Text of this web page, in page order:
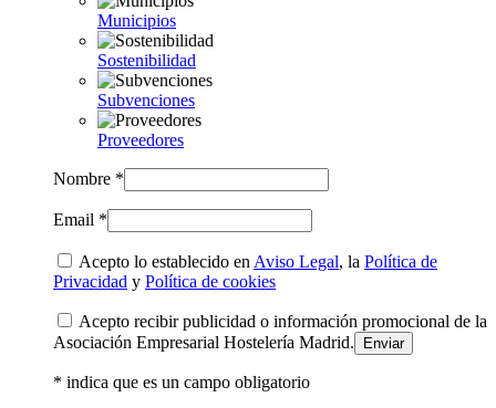
Municipios
Sostenibilidad
Subvenciones
Proveedores
Nombre *
Email *
Acepto lo establecido en Aviso Legal, la Política de
Privacidad y Política de cookies
Acepto recibir publicidad o información promocional de la
Asociación Empresarial Hostelería Madrid.
* indica que es un campo obligatorio